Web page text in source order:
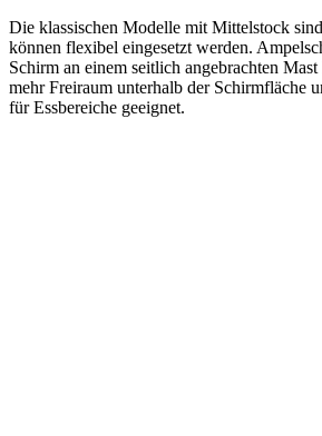
Die klassischen Modelle mit Mittelstock
können flexibel eingesetzt werden.
Schirm an einem seitlich angebrachten
mehr Freiraum unterhalb der Schirmfläche
für Essbereiche geeignet.